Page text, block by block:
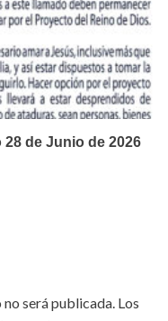
de Junio de 2026
será publicada. Los